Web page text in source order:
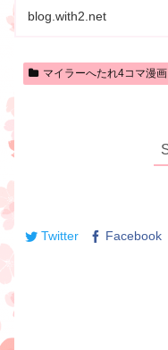
blog.with2.net
マイラーへたれ4コマ漫画
Twitter Facebook